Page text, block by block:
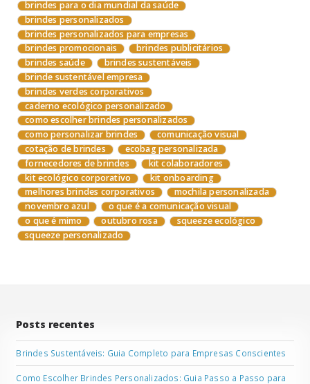
brindes para o dia mundial da saúde
brindes personalizados
brindes personalizados para empresas
brindes promocionais
brindes publicitários
brindes saúde
brindes sustentáveis
brinde sustentável empresa
brindes verdes corporativos
caderno ecológico personalizado
como escolher brindes personalizados
como personalizar brindes
comunicação visual
cotação de brindes
ecobag personalizada
fornecedores de brindes
kit colaboradores
kit ecológico corporativo
kit onboarding
melhores brindes corporativos
mochila personalizada
novembro azul
o que é a comunicação visual
o que é mimo
outubro rosa
squeeze ecológico
squeeze personalizado
Posts recentes
Brindes Sustentáveis: Guia Completo para Empresas Conscientes
Como Escolher Brindes Personalizados: Guia Passo a Passo para